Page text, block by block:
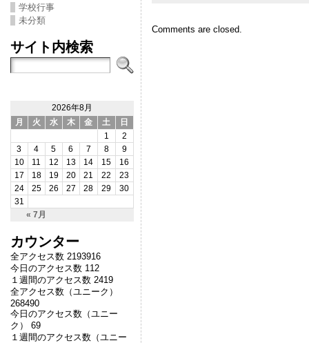
学校行事
未分類
サイト内検索
2026年8月
月
火 水 木 金 土 日
« 7月
1
2
3
4 5 6 7 8
9
10
11 12 13 14 15
16
17
18 19 20 21 22
23
24
25 26 27 28 29
30
31
カウンター
全アクセス数 2193916
今日のアクセス数 112
１週間のアクセス数 2419
全アクセス数（ユニーク）
268490
今日のアクセス数（ユニー
ク） 69
１週間のアクセス数（ユニー
Comments are closed.